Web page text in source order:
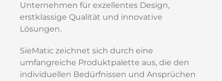
Unternehmen für exzellentes Design,
erstklassige Qualität und innovative
Lösungen.
SieMatic zeichnet sich durch eine
umfangreiche Produktpalette aus, die den
individuellen Bedürfnissen und Ansprüchen